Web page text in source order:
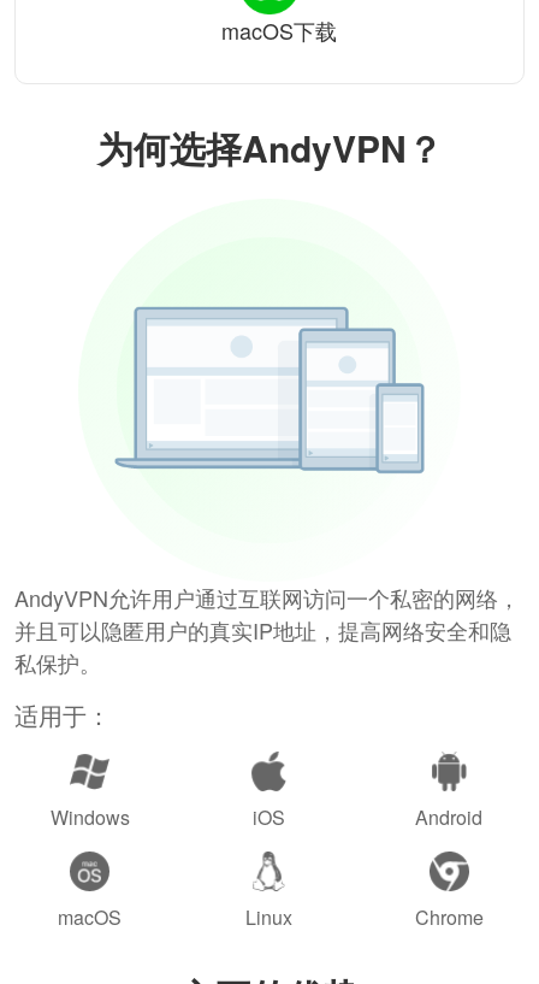
为何选择AndyVPN？
AndyVPN允许用户通过互联网访问一个私密的网络，
并且可以隐匿用户的真实IP地址，提高网络安全和隐
私保护。
适用于：
Windows iOS Android
macOS Linux Chrome
macOS下载